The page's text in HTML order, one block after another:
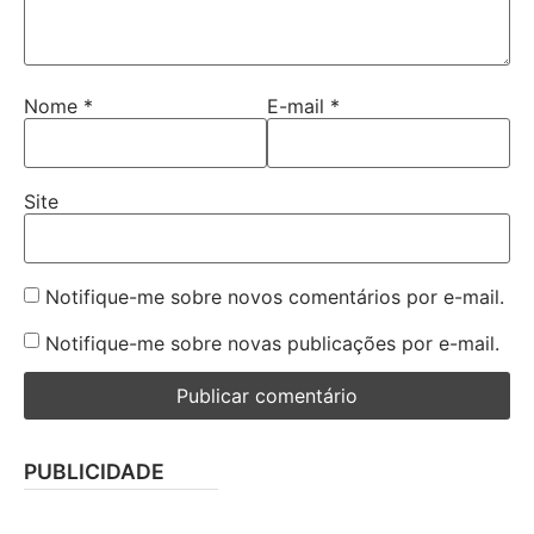
Nome * E-mail *
Site
Notifique-me sobre novos comentários por e-mail.
Notifique-me sobre novas publicações por e-mail.
PUBLICIDADE